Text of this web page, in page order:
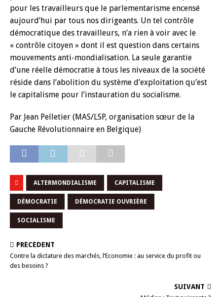
pour les travailleurs que le parlementarisme encensé
aujourd’hui par tous nos dirigeants. Un tel contrôle
démocratique des travailleurs, n’a rien à voir avec le
« contrôle citoyen » dont il est question dans certains
mouvements anti-mondialisation. La seule garantie
d’une réelle démocratie à tous les niveaux de la société
réside dans l’abolition du système d’exploitation qu’est
le capitalisme pour l’instauration du socialisme.
Par Jean Pelletier (MAS/LSP, organisation sœur de la
Gauche Révolutionnaire en Belgique)
ALTERMONDIALISME CAPITALISME
DÉMOCRATIE DÉMOCRATIE OUVRIÈRE
SOCIALISME
PRÉCÉDENT
Contre la dictature des marchés, l’Economie : au service du profit ou
des besoins ?
SUIVANT